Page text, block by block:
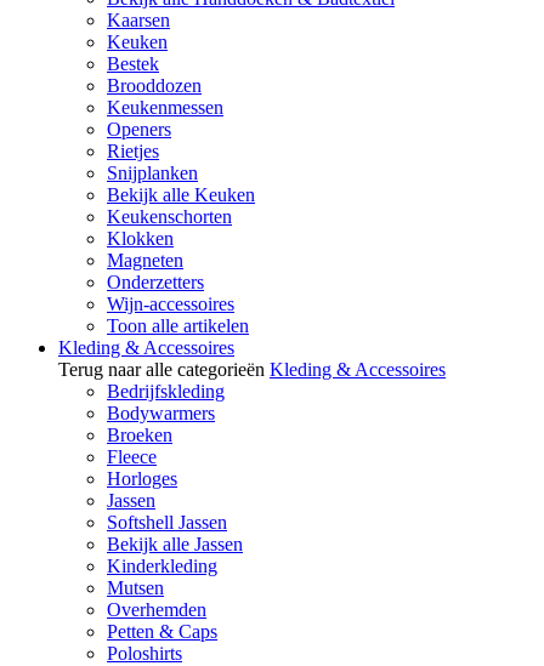
Kaarsen
Keuken
Bestek
Brooddozen
Keukenmessen
Openers
Rietjes
Snijplanken
Bekijk alle Keuken
Keukenschorten
Klokken
Magneten
Onderzetters
Wijn-accessoires
Toon alle artikelen
Kleding & Accessoires
Terug naar alle categorieën Kleding & Accessoires
Bedrijfskleding
Bodywarmers
Broeken
Fleece
Horloges
Jassen
Softshell Jassen
Bekijk alle Jassen
Kinderkleding
Mutsen
Overhemden
Petten & Caps
Poloshirts